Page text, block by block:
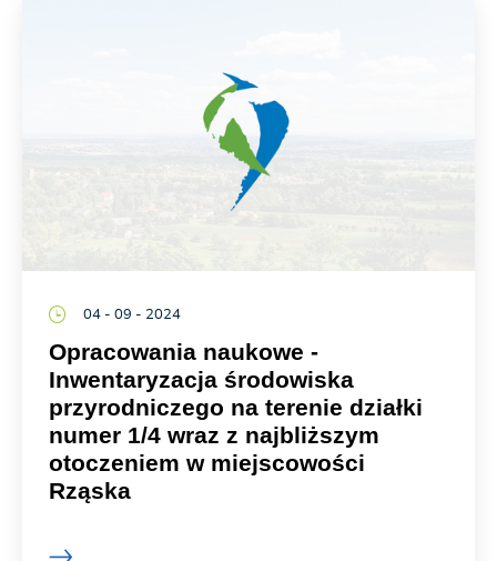
04 - 09 - 2024
Opracowania naukowe -
Inwentaryzacja środowiska
przyrodniczego na terenie działki
numer 1/4 wraz z najbliższym
otoczeniem w miejscowości
Rząska